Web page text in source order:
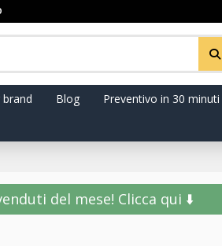
Blog Preventivo in 30 minuti
del mese!️ Clicca qui ⬇️